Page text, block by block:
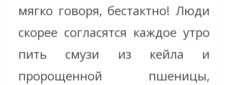
мягко говоря, бестактно! Люди
скорее согласятся каждое утро
пить смузи из кейла и
пророщенной пшеницы,